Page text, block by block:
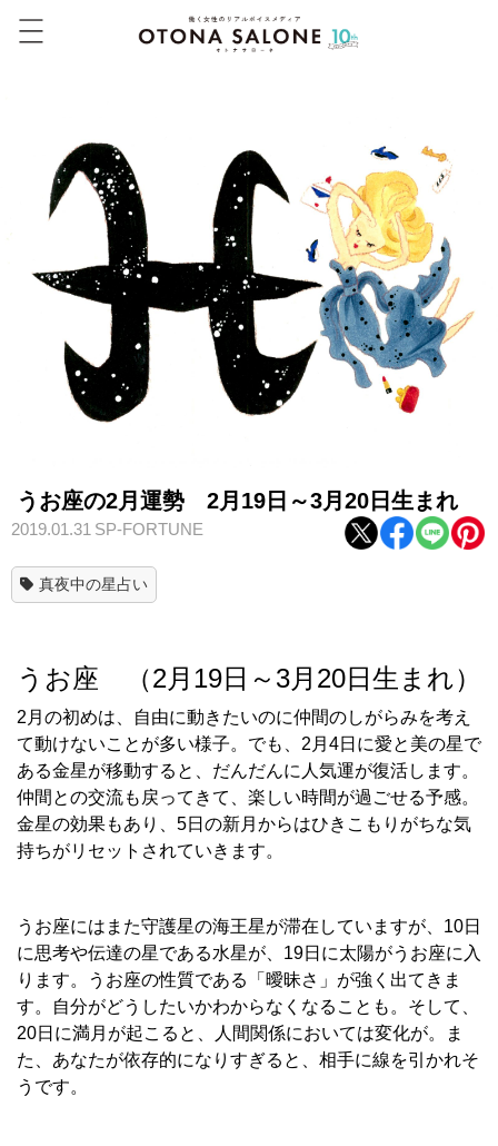
うお座の2月運勢 2月19日～3月20日生まれ
2019.01.31 SP-FORTUNE
真夜中の星占い
うお座 （2月19日～3月20日生まれ）
2月の初めは、自由に動きたいのに仲間のしがらみを考え
て動けないことが多い様子。でも、2月4日に愛と美の星で
ある金星が移動すると、だんだんに人気運が復活します。
仲間との交流も戻ってきて、楽しい時間が過ごせる予感。
金星の効果もあり、5日の新月からはひきこもりがちな気
持ちがリセットされていきます。
うお座にはまた守護星の海王星が滞在していますが、10日
に思考や伝達の星である水星が、19日に太陽がうお座に入
ります。うお座の性質である「曖昧さ」が強く出てきま
す。自分がどうしたいかわからなくなることも。そして、
20日に満月が起こると、人間関係においては変化が。ま
た、あなたが依存的になりすぎると、相手に線を引かれそ
うです。